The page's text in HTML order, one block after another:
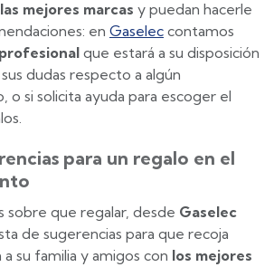
las mejores marcas y puedan hacerle
en Gaselec contamos
que estará a su disposición
dudas respecto a algún
si solicita ayuda para escoger el
para un regalo en el
sobre que regalar, desde Gaselec
de sugerencias para que recoja
su familia y amigos con los mejores